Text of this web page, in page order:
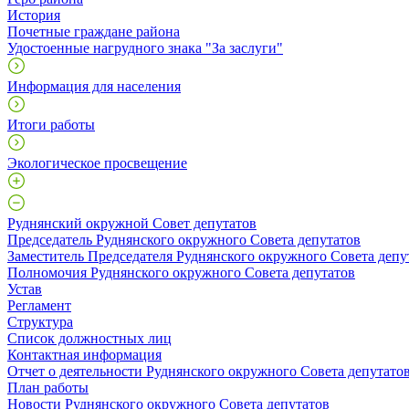
История
Почетные граждане района
Удостоенные нагрудного знака "За заслуги"
Информация для населения
Итоги работы
Экологическое просвещение
Руднянский окружной Совет депутатов
Председатель Руднянского окружного Совета депутатов
Заместитель Председателя Руднянского окружного Совета
Полномочия Руднянского окружного Совета депутатов
Устав
Регламент
Структура
Список должностных лиц
Контактная информация
Отчет о деятельности Руднянского окружного Совета депутатов
План работы
Новости Руднянского окружного Совета депутатов